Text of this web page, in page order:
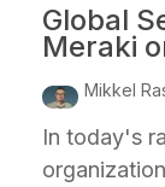
Global
Meraki
Mikkel
In today's